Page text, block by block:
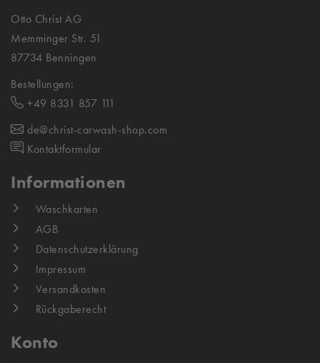
Otto Christ AG
Memminger Str. 51
87734 Benningen
Bestellungen:
+49 8331 857 111
de@christ-carwash-shop.com
Kontaktformular
Informationen
Waschkarten
AGB
Datenschutzerklärung
Impressum
Versandkosten
Rückgaberecht
Konto